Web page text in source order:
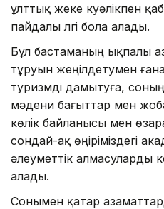
ұлттық жеке куәлікпен
пайдалы үлгі бола алады.
Бұл бастаманың ықпалы
тұруын жеңілдетумен
туризмді дамытуға,
мәдени бағыттар мен
көлік байланысы мен
сондай-ақ өңіріміздегі
әлеуметтік алмасуларды
алады.
Сонымен қатар